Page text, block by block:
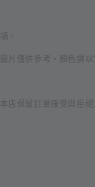
。
片僅供參考，顏色請
店保留訂單接受與拒絕